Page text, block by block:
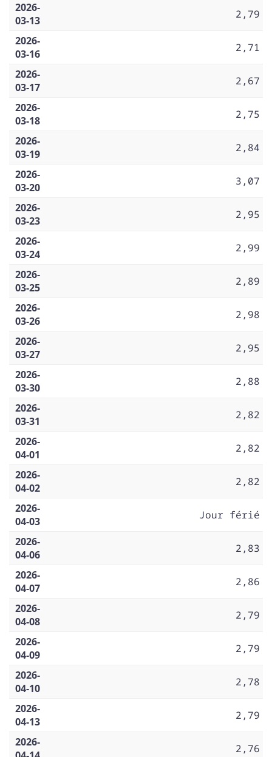
2026-
03-13
2,79
2026-
03-16
2,71
2026-
03-17
2,67
2026-
03-18
2,75
2026-
03-19
2,84
2026-
03-20
3,07
2026-
03-23
2,95
2026-
03-24
2,99
2026-
03-25
2,89
2026-
03-26
2,98
2026-
03-27
2,95
2026-
03-30
2,88
2026-
03-31
2,82
2026-
04-01
2,82
2026-
04-02
2,82
2026-
04-03
Jour férié
2026-
04-06
2,83
2026-
04-07
2,86
2026-
04-08
2,79
2026-
04-09
2,79
2026-
04-10
2,78
2026-
04-13
2,79
2026-
2,76